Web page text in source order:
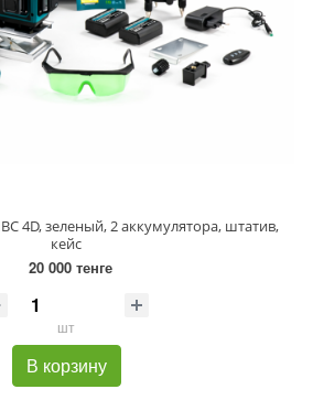
4D, зеленый, 2 аккумулятора, штатив,
кейс
20 000 тенге
шт
В корзину